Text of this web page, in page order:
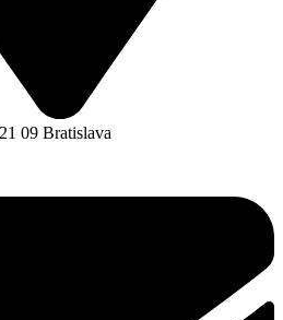
09 Bratislava